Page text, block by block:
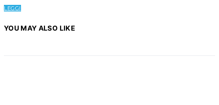
LEGGI
YOU MAY ALSO LIKE